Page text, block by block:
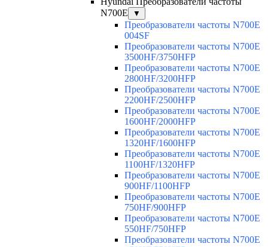
N700E
▼
Преобразователи частоты N700E
004SF
Преобразователи частоты N700E
3500HF/3750HFP
Преобразователи частоты N700E
2800HF/3200HFP
Преобразователи частоты N700E
2200HF/2500HFP
Преобразователи частоты N700E
1600HF/2000HFP
Преобразователи частоты N700E
1320HF/1600HFP
Преобразователи частоты N700E
1100HF/1320HFP
Преобразователи частоты N700E
900HF/1100HFP
Преобразователи частоты N700E
750HF/900HFP
Преобразователи частоты N700E
550HF/750HFP
Преобразователи частоты N700E